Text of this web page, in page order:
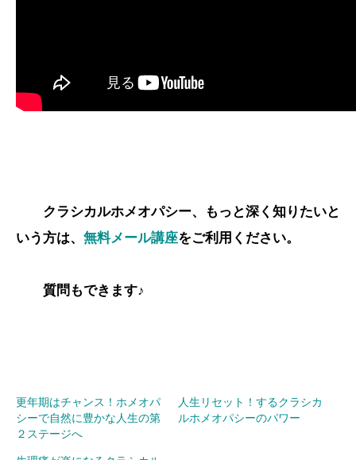
クラシカルホメオパシー、もっと深く知りたいと
いう方は、 無料メール講座をご利用ください。
質問もできます♪
更年期はチャンス！ホメオパ
シーで自然に豊かな人生の第
２ステージへ
人生リセット！するクラシカ
ルホメオパシーのパワー